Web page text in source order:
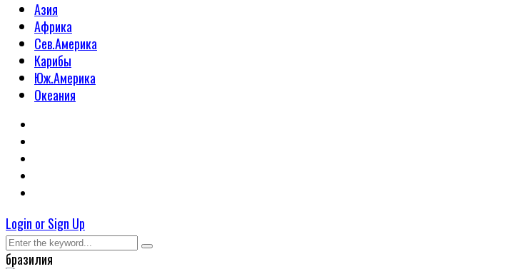
Азия
Африка
Сев.Америка
Карибы
Юж.Америка
Океания
Login or Sign Up
бразилия